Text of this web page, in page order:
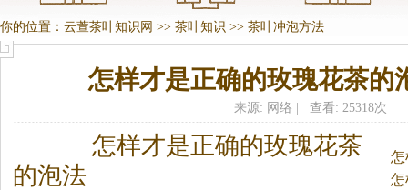
你的位置： 云萱茶叶知识网 >> 茶叶知识 >> 茶叶冲泡方法
怎样才是正确的玫瑰花茶的
来源: 网络 | 查看: 25318次
怎样才是正确的玫瑰花茶
的泡法